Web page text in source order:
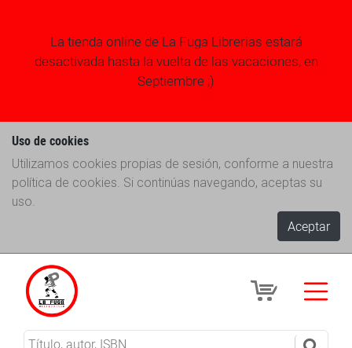
La tienda online de La Fuga Librerias estará
desactivada hasta la vuelta de las vacaciones, en
Septiembre ;)
Uso de cookies
Utilizamos cookies propias de sesión, conforme a nuestra
política de cookies. Si continúas navegando, aceptas su
uso.
Aceptar